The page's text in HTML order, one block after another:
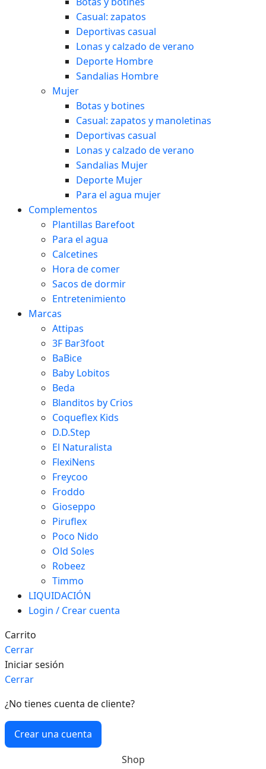
Casual: zapatos
Deportivas casual
Lonas y calzado de verano
Deporte Hombre
Sandalias Hombre
Mujer
Botas y botines
Casual: zapatos y manoletinas
Deportivas casual
Lonas y calzado de verano
Sandalias Mujer
Deporte Mujer
Para el agua mujer
Complementos
Plantillas Barefoot
Para el agua
Calcetines
Hora de comer
Sacos de dormir
Entretenimiento
Marcas
Attipas
3F Bar3foot
BaBice
Baby Lobitos
Beda
Blanditos by Crios
Coqueflex Kids
D.D.Step
El Naturalista
FlexiNens
Freycoo
Froddo
Gioseppo
Piruflex
Poco Nido
Old Soles
Robeez
Timmo
LIQUIDACIÓN
Login / Crear cuenta
Carrito
Cerrar
Iniciar sesión
Cerrar
¿No tienes cuenta de cliente?
Crear una cuenta
Shop